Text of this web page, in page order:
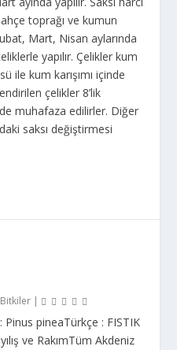
toprağı ve kumun
Mart, Nisan aylarında
yapılır. Çelikler kum
ile kum karışımı içinde
çelikler 8’lik
muhafaza edilirler. Diğer
saksı değiştirmesi
Bitkiler |
pineaTürkçe : FISTIK
ve RakımTüm Akdeniz